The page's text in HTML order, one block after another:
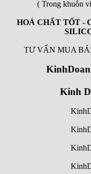
( Trong khuôn
HOÁ CHẤT TỐT -
TƯ VẤN MUA
Kinh